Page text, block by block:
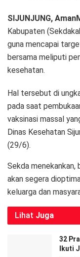
SIJUNJUNG,
Kabupaten
guna mencapai
bersama meliputi
kesehatan.
Hal tersebut di
pada saat
vaksinasi massal
Dinas Kesehatan
(29/6).
Sekda menekankan,
akan segera
keluarga dan
Lihat Juga
32
Ikuti